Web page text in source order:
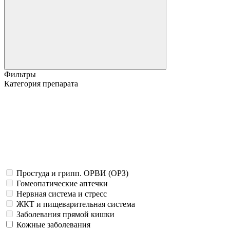
Фильтры
Категория препарата
Простуда и грипп. ОРВИ (ОРЗ)
Гомеопатические аптечки
Нервная система и стресс
ЖКТ и пищеварительная система
Заболевания прямой кишки
Кожные заболевания